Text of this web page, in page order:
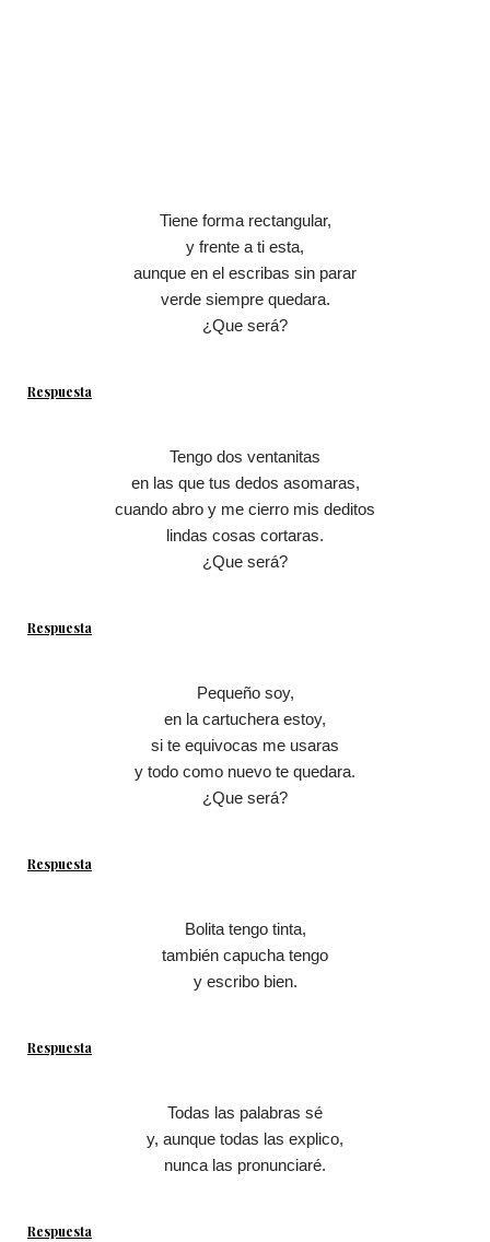
Tiene forma rectangular,
y frente a ti esta,
aunque en el escribas sin parar
verde siempre quedara.
¿Que será?
Respuesta
Tengo dos ventanitas
en las que tus dedos asomaras,
cuando abro y me cierro mis deditos
lindas cosas cortaras.
¿Que será?
Respuesta
Pequeño soy,
en la cartuchera estoy,
si te equivocas me usaras
y todo como nuevo te quedara.
¿Que será?
Respuesta
Bolita tengo tinta,
también capucha tengo
y escribo bien.
Respuesta
Todas las palabras sé
y, aunque todas las explico,
nunca las pronunciaré.
Respuesta